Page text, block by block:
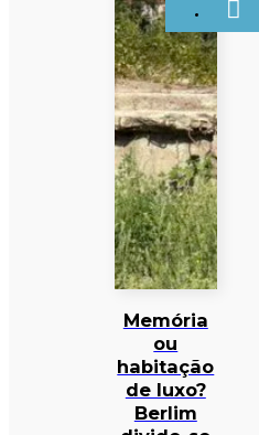
Memória
ou
habitação
de luxo?
Berlim